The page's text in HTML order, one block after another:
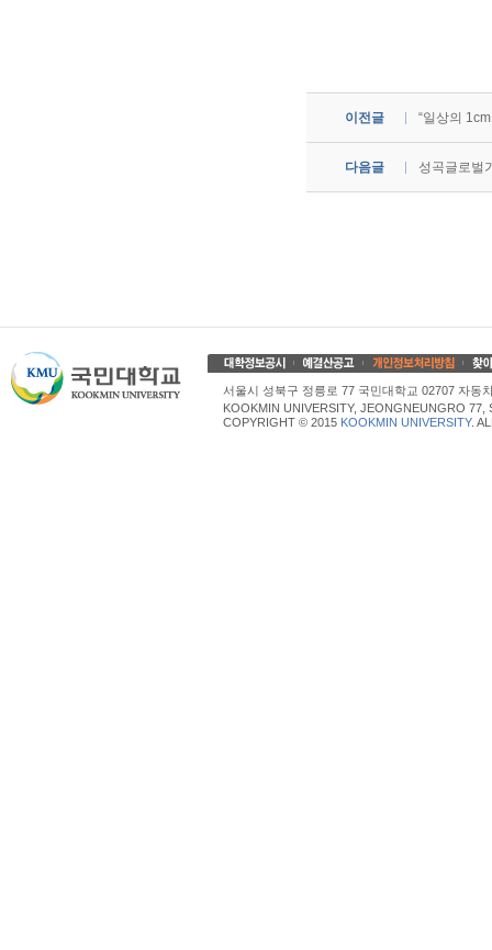
이전글 “일상의
다음글 성곡글로벌
서울시 성북구 정릉로 77 국민대학교 02707 자동
KOOKMIN UNIVERSITY, JEONGNEUNGRO
COPYRIGHT © 2015 KOOKMIN UNIVERSITY.